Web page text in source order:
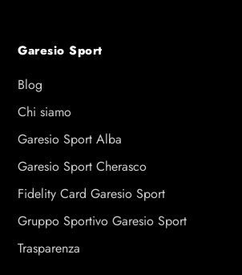
Garesio Sport
Blog
Chi siamo
Garesio Sport Alba
Garesio Sport Cherasco
Fidelity Card Garesio Sport
Gruppo Sportivo Garesio Sport
Trasparenza